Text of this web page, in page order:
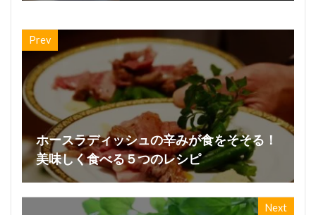
Prev
ホースラディッシュの辛みが食をそそる！
美味しく食べる５つのレシピ
Next